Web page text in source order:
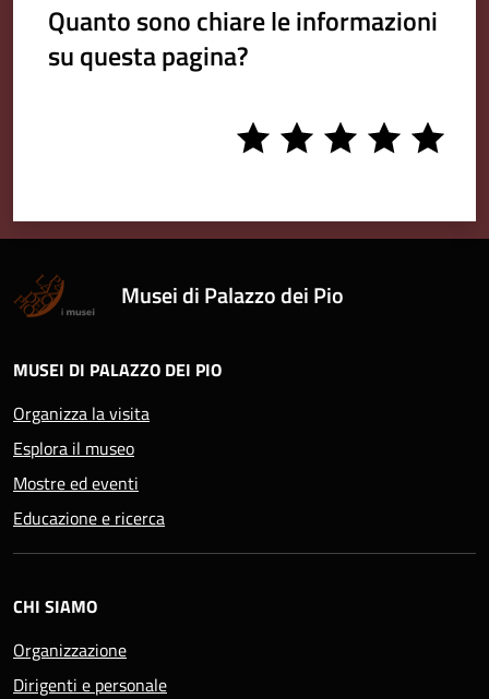
Quanto sono chiare le informazioni
su questa pagina?
5
stars
4
stars
3
stars
2
stars
1
stars
Musei di Palazzo dei Pio
MUSEI DI PALAZZO DEI PIO
Organizza la visita
Esplora il museo
Mostre ed eventi
Educazione e ricerca
CHI SIAMO
Organizzazione
Dirigenti e personale